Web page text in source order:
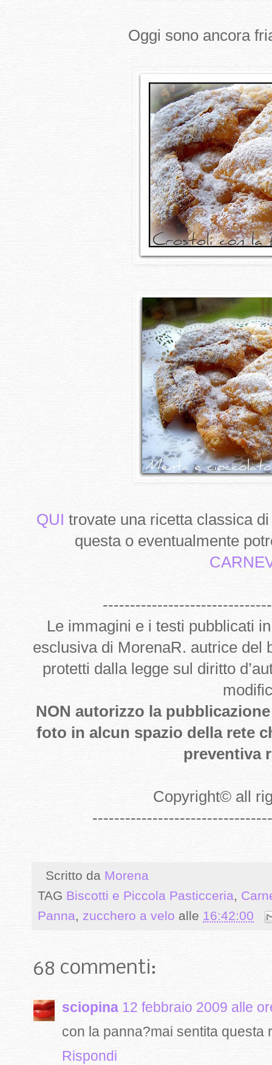
Oggi sono ancora
QUI trovate una ricetta classica
questa o eventualmente
Le immagini e i testi pubblicati
esclusiva di MorenaR. autrice del
protetti dalla legge sul diritto
NON autorizzo la
foto in alcun spazio della rete
preventiva
Copyright© all
Scritto da Morena
TAG Biscotti e Piccola Pasticceria,
Panna, zucchero a velo alle 16:42:00
68 commenti:
sciopina 12 febbraio 2009 alle
con la panna?mai sentita questa
Rispondi